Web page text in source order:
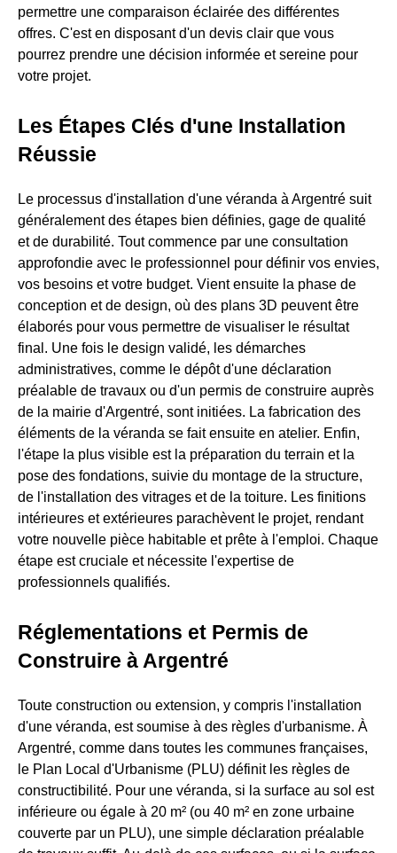
permettre une comparaison éclairée des différentes
offres. C'est en disposant d'un devis clair que vous
pourrez prendre une décision informée et sereine pour
votre projet.
Les Étapes Clés d'une Installation
Réussie
Le processus d'installation d'une véranda à Argentré suit
généralement des étapes bien définies, gage de qualité
et de durabilité. Tout commence par une consultation
approfondie avec le professionnel pour définir vos envies,
vos besoins et votre budget. Vient ensuite la phase de
conception et de design, où des plans 3D peuvent être
élaborés pour vous permettre de visualiser le résultat
final. Une fois le design validé, les démarches
administratives, comme le dépôt d'une déclaration
préalable de travaux ou d'un permis de construire auprès
de la mairie d'Argentré, sont initiées. La fabrication des
éléments de la véranda se fait ensuite en atelier. Enfin,
l'étape la plus visible est la préparation du terrain et la
pose des fondations, suivie du montage de la structure,
de l'installation des vitrages et de la toiture. Les finitions
intérieures et extérieures parachèvent le projet, rendant
votre nouvelle pièce habitable et prête à l'emploi. Chaque
étape est cruciale et nécessite l'expertise de
professionnels qualifiés.
Réglementations et Permis de
Construire à Argentré
Toute construction ou extension, y compris l'installation
d'une véranda, est soumise à des règles d'urbanisme. À
Argentré, comme dans toutes les communes françaises,
le Plan Local d'Urbanisme (PLU) définit les règles de
constructibilité. Pour une véranda, si la surface au sol est
inférieure ou égale à 20 m² (ou 40 m² en zone urbaine
couverte par un PLU), une simple déclaration préalable